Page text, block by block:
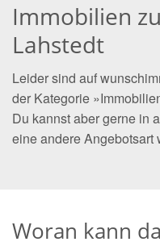
Immobilien
Lahstedt
Leider sind auf
der Kategorie
Du kannst aber gerne in
eine andere Angebotsart
Woran kann